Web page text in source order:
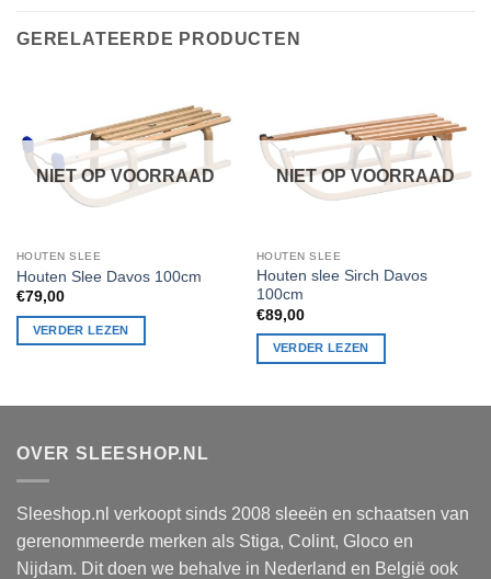
GERELATEERDE PRODUCTEN
NIET OP VOORRAAD
HOUTEN SLEE
Houten Slee Davos 100cm
€79,00
VERDER LEZEN
NIET OP VOORRAAD
HOUTEN SLEE
Houten slee Sirch Davos
100cm
€89,00
VERDER LEZEN
OVER SLEESHOP.NL
Sleeshop.nl verkoopt sinds 2008 sleeën en schaatsen van
gerenommeerde merken als Stiga, Colint, Gloco en
Nijdam. Dit doen we behalve in Nederland en België ook